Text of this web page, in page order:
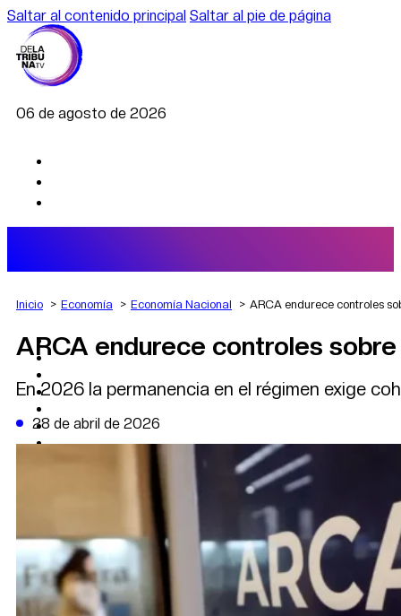
Saltar al contenido principal Saltar al pie de página
06 de agosto de 2026
AGRO
DEPORTES
POLÍTICA
DATA FIRME
DE LA TRIBUNA TV
Inicio Economía Economía Nacional ARCA endurece controles
ARCA endurece controles
En 2026 la permanencia en el régimen exige
28 de abril de 2026